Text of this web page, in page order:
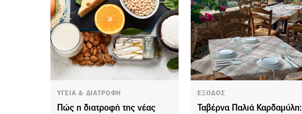
ΥΓΕΙΑ & ΔΙΑΤΡΟΦΗ
Πώς η διατροφή της νέας
ΕΞΟΔΟΣ
Ταβέρνα Παλιά Καρδαμύλη: